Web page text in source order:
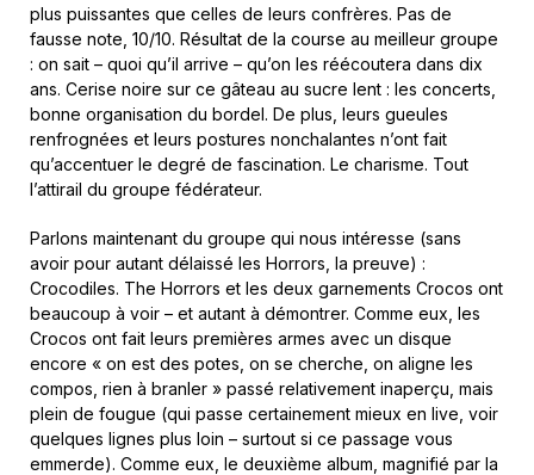
plus puissantes que celles de leurs confrères. Pas de
fausse note, 10/10. Résultat de la course au meilleur groupe
: on sait – quoi qu’il arrive – qu’on les réécoutera dans dix
ans. Cerise noire sur ce gâteau au sucre lent : les concerts,
bonne organisation du bordel. De plus, leurs gueules
renfrognées et leurs postures nonchalantes n’ont fait
qu’accentuer le degré de fascination. Le charisme. Tout
l’attirail du groupe fédérateur.
Parlons maintenant du groupe qui nous intéresse (sans
avoir pour autant délaissé les Horrors, la preuve) :
Crocodiles. The Horrors et les deux garnements Crocos ont
beaucoup à voir – et autant à démontrer. Comme eux, les
Crocos ont fait leurs premières armes avec un disque
encore « on est des potes, on se cherche, on aligne les
compos, rien à branler » passé relativement inaperçu, mais
plein de fougue (qui passe certainement mieux en live, voir
quelques lignes plus loin – surtout si ce passage vous
emmerde). Comme eux, le deuxième album, magnifié par la